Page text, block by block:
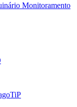
Monitoramento